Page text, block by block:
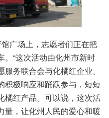
广场上，志愿者们正在把
“这次活动由化州市新时
务联合会与化橘红企业、
积极响应和踊跃参与，短短
橘红产品。可以说，这次活
量，让化州人民的爱心和暖